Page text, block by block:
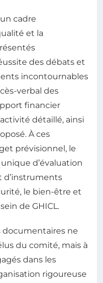
cadre
et la
des débats et
incontournables
verbal des
financier
détaillé, ainsi
À ces
prévisionnel, le
d’évaluation
d’instruments
le bien-être et
de GHICL.
documentaires ne
du comité, mais à
dans les
rigoureuse